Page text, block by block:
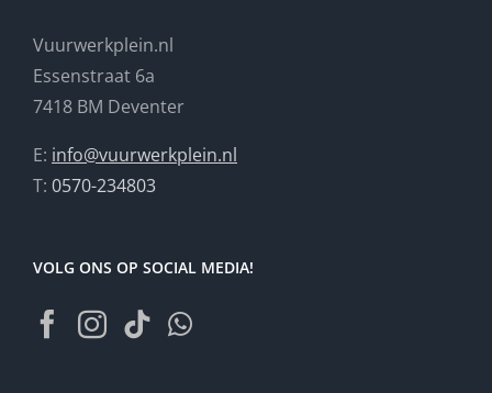
Vuurwerkplein.nl
Essenstraat 6a
7418 BM Deventer
E: info@vuurwerkplein.nl
T: 0570-234803
VOLG ONS OP SOCIAL MEDIA!